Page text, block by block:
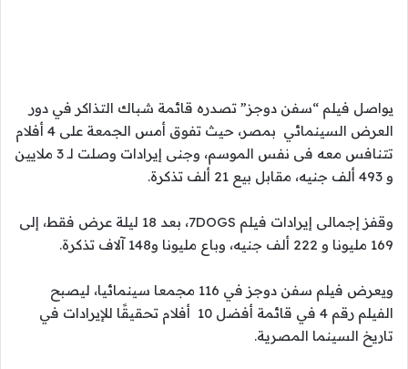
يواصل فيلم “سفن دوجز” تصدره قائمة شباك التذاكر في دور
العرض السينمائي بمصر، حيث تفوق أمس الجمعة على 4 أفلام
تتنافس معه فى نفس الموسم، وجنى إيرادات وصلت لـ 3 ملايين
و 493 ألف جنيه، مقابل بيع 21 ألف تذكرة.
وقفز إجمالى إيرادات فيلم 7DOGS، بعد 18 ليلة عرض فقط، إلى
169 مليونا و 222 ألف جنيه، وباع مليونا و148 آلاف تذكرة.
ويعرض فيلم سفن دوجز في 116 مجمعا سينمائيا، ليصبح
الفيلم رقم 4 في قائمة أفضل 10 أفلام تحقيقًا للإيرادات في
تاريخ السينما المصرية.